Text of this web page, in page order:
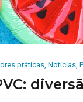
práticas, Noticias,